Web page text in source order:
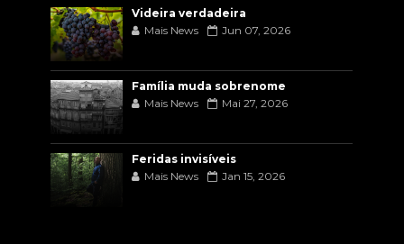
Videira verdadeira
Mais News
Jun 07, 2026
Família muda sobrenome
Mais News
Mai 27, 2026
Feridas invisíveis
Mais News
Jan 15, 2026